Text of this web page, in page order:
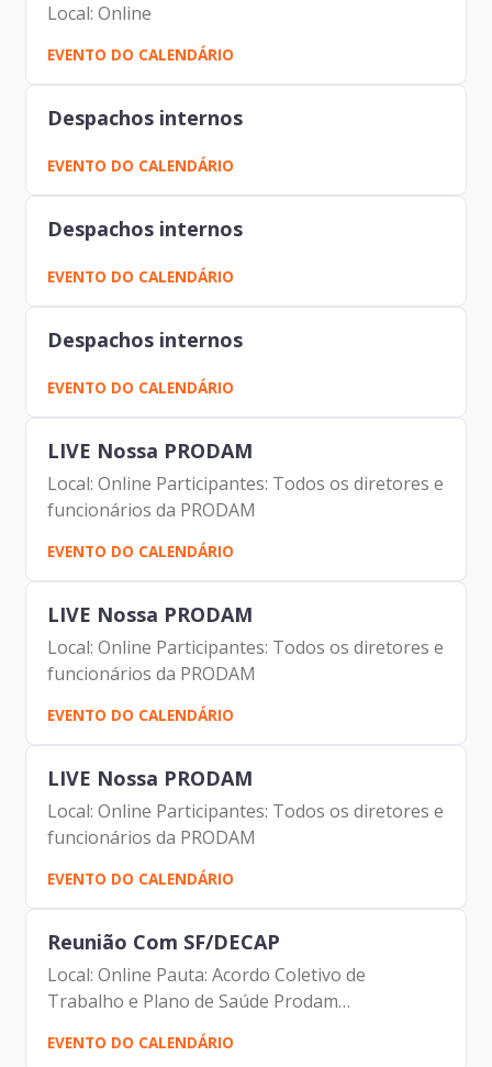
Local: Online
EVENTO DO CALENDÁRIO
Despachos internos
EVENTO DO CALENDÁRIO
Despachos internos
EVENTO DO CALENDÁRIO
Despachos internos
EVENTO DO CALENDÁRIO
LIVE Nossa PRODAM
Local: Online Participantes: Todos os diretores e
funcionários da PRODAM
EVENTO DO CALENDÁRIO
LIVE Nossa PRODAM
Local: Online Participantes: Todos os diretores e
funcionários da PRODAM
EVENTO DO CALENDÁRIO
LIVE Nossa PRODAM
Local: Online Participantes: Todos os diretores e
funcionários da PRODAM
EVENTO DO CALENDÁRIO
Reunião Com SF/DECAP
Local: Online Pauta: Acordo Coletivo de
Trabalho e Plano de Saúde Prodam
Participantes: Eduardo Santos da Silveira - SF
Jorge Pereira Leite – Prodam Fernando Josenias
EVENTO DO CALENDÁRIO